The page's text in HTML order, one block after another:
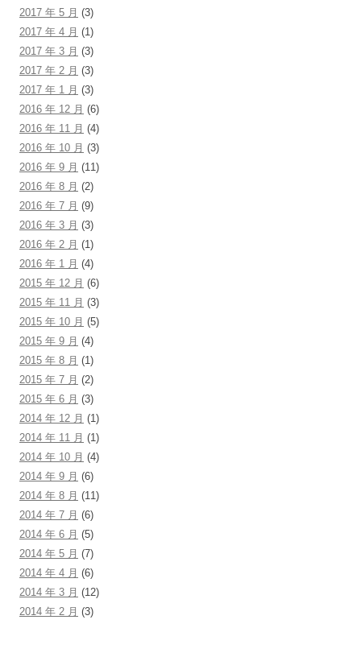
2017 年 5 月 (3)
2017 年 4 月 (1)
2017 年 3 月 (3)
2017 年 2 月 (3)
2017 年 1 月 (3)
2016 年 12 月 (6)
2016 年 11 月 (4)
2016 年 10 月 (3)
2016 年 9 月 (11)
2016 年 8 月 (2)
2016 年 7 月 (9)
2016 年 3 月 (3)
2016 年 2 月 (1)
2016 年 1 月 (4)
2015 年 12 月 (6)
2015 年 11 月 (3)
2015 年 10 月 (5)
2015 年 9 月 (4)
2015 年 8 月 (1)
2015 年 7 月 (2)
2015 年 6 月 (3)
2014 年 12 月 (1)
2014 年 11 月 (1)
2014 年 10 月 (4)
2014 年 9 月 (6)
2014 年 8 月 (11)
2014 年 7 月 (6)
2014 年 6 月 (5)
2014 年 5 月 (7)
2014 年 4 月 (6)
2014 年 3 月 (12)
2014 年 2 月 (3)